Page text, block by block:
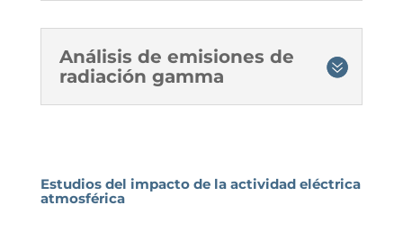
Análisis de emisiones de
radiación gamma
Estudios del impacto de la actividad eléctrica
atmosférica